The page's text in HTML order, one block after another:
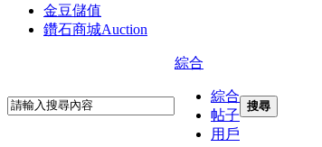
金豆儲值
鑽石商城Auction
綜合
綜合
帖子
用戶
搜尋